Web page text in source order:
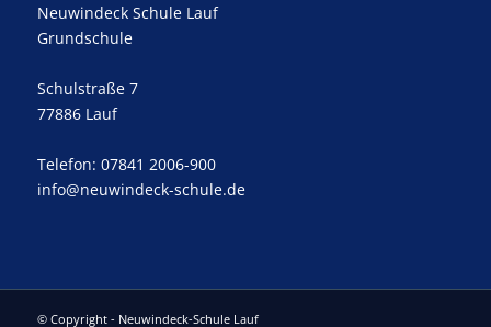
Neuwindeck Schule Lauf
Grundschule
Schulstraße 7
77886 Lauf
Telefon: 07841 2006-900
info@neuwindeck-schule.de
© Copyright - Neuwindeck-Schule Lauf